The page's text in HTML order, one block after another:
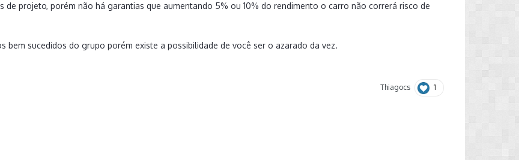
de projeto, porém não há garantias que aumentando 5% ou 10% do rendimento o carro não correrá risco de
bem sucedidos do grupo porém existe a possibilidade de você ser o azarado da vez.
Thiagocs 1